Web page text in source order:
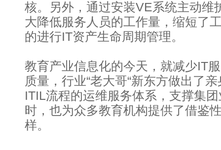
核。另外，通过安装VE系统主动维
大降低服务人员的工作量，缩短了
的进行IT资产生命周期管理。
教育产业信息化的今天，就减少IT
质量，行业“老大哥“新东方做出了
ITIL流程的运维服务体系，支撑集
时，也为众多教育机构提供了借鉴
样。